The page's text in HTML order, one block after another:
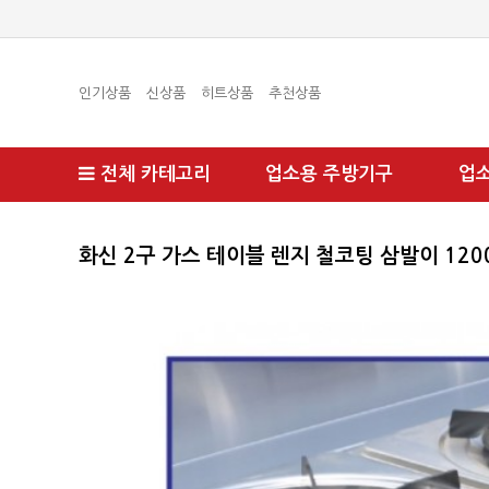
인기상품 신상품 히트상품 추천상품
전체 카테고리 업소용 주방기구 업
화신 2구 가스 테이블 렌지 철코팅 삼발이